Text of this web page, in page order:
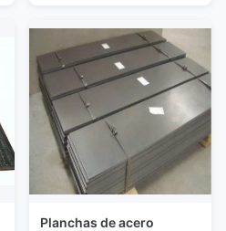
Planchas de acero